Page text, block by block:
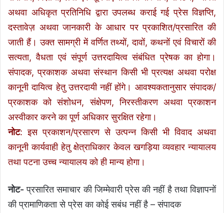
अथवा अधिकृत प्रतिनिधि द्वारा उपलब्ध कराई गई प्रेस विज्ञप्ति,
दस्तावेज़ अथवा जानकारी के आधार पर प्रकाशित/प्रसारित की
जाती हैं। उक्त सामग्री में वर्णित तथ्यों, दावों, कथनों एवं विचारों की
सत्यता, वैधता एवं संपूर्ण उत्तरदायित्व संबंधित प्रेषक का होगा।
संपादक, प्रकाशक अथवा संस्थान किसी भी प्रत्यक्ष अथवा परोक्ष
कानूनी दायित्व हेतु उत्तरदायी नहीं होंगे। आवश्यकतानुसार संपादक/
प्रकाशक को संशोधन, संक्षेपण, निरस्तीकरण अथवा प्रकाशन
अस्वीकार करने का पूर्ण अधिकार सुरक्षित रहेगा।
नोट: इस प्रकाशन/प्रसारण से उत्पन्न किसी भी विवाद अथवा
कानूनी कार्यवाही हेतु क्षेत्राधिकार केवल खगड़िया व्यवहार न्यायालय
तथा पटना उच्च न्यायालय को ही मान्य होगा।
नोट-प्रसारित समाचार की जिम्मेवारी प्रेस की नहीं है तथा विज्ञापनों
की प्रामाणिकता से प्रेस का कोई सबंध नहीं है – संपादक